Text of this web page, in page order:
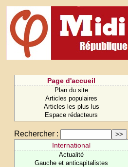
Page d'accueil
Plan du site
Articles populaires
Articles les plus lus
Espace rédacteurs
Rechercher :
International
Actualité
Gauche et anticapitalistes